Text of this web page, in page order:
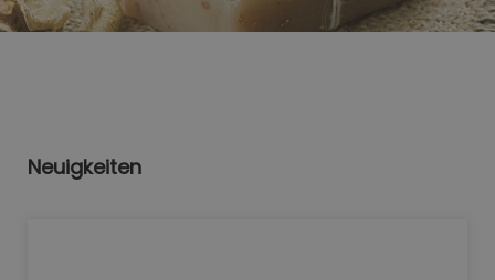
Neuigkeiten